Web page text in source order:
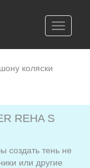
Toggle
коляски
REHA S
создать тень не
или другие